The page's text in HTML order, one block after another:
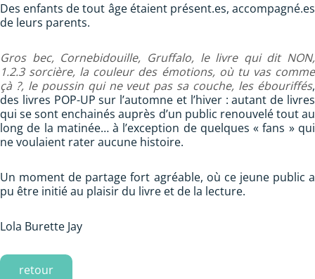
Des enfants de tout âge étaient présent.es, accompagné.es
de leurs parents.
Gros bec, Cornebidouille, Gruffalo, le livre qui dit NON,
1.2.3 sorcière, la couleur des émotions, où tu vas comme
çà ?, le poussin qui ne veut pas sa couche, les ébouriffés,
des livres POP-UP sur l’automne et l’hiver : autant de livres
qui se sont enchainés auprès d’un public renouvelé tout au
long de la matinée… à l’exception de quelques « fans » qui
ne voulaient rater aucune histoire.
Un moment de partage fort agréable, où ce jeune public a
pu être initié au plaisir du livre et de la lecture.
Lola Burette Jay
retour